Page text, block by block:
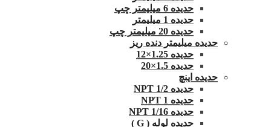
حدیده 6 میلیمتر چپ
حدیده 1 میلیمتر
حدیده 20 میلیمتر چپ
حدیده میلیمتر دنده ریز
حدیده 1.25×12
حدیده 1.5×20
حدیده اینچ
حدیده 1/2 NPT
حدیده NPT 1
حدیده 1/16 NPT
حدیده لوله ( G )